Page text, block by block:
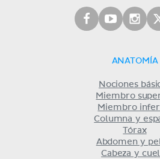
ANATOMÍA
Nociones
Miembro
Miembro
Columna y
Tórax
Abdomen y
Cabeza y